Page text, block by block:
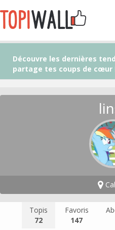
Découvre les dernières
partage tes coups de cœur
Topis
72
Favoris
147